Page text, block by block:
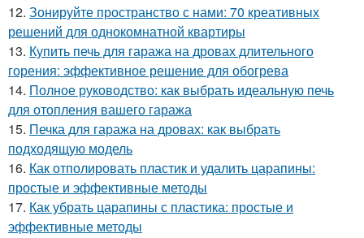
12. Зонируйте пространство с нами: 70 креативных
решений для однокомнатной квартиры
13. Купить печь для гаража на дровах длительного
горения: эффективное решение для обогрева
14. Полное руководство: как выбрать идеальную печь
для отопления вашего гаража
15. Печка для гаража на дровах: как выбрать
подходящую модель
16. Как отполировать пластик и удалить царапины:
простые и эффективные методы
17. Как убрать царапины с пластика: простые и
эффективные методы